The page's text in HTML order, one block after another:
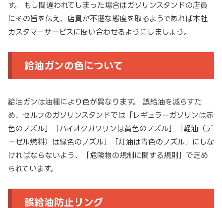
す。 もし間違われてしまった場合はガソリンスタンドの店員
にその旨を伝え、店員が不遜な態度を取るようであれば本社
カスタマーサービスに問い合わせるようにしましょう。
給油ガンの色について
給油ガンは油種により色が異なります。 誤給油を減らすた
め、セルフのガソリンスタンドでは「レギュラーガソリンは赤
色のノズル」「ハイオクガソリンは黄色のノズル」「軽油（デ
ーゼル燃料）は緑色のノズル」「灯油は青色のノズル」にしな
ければならないよう、「危険物の規制に関する規則」で定め
られています。
誤給油防止リング